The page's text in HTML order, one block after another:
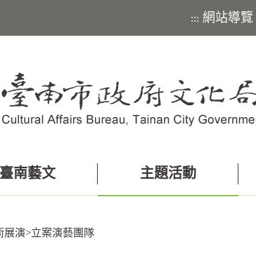
::: 網站導覽
臺南藝文 主題活動
展演>立案演藝團隊